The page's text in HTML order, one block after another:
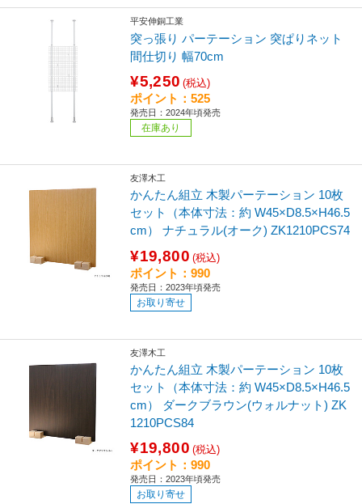
平安伸銅工業
突っ張り パーテーション 突ぱりネット
間仕切り 幅70cm
¥5,250 (税込)
ポイント：525
発売日：2024年頃発売
在庫あり
友澤木工
かんたん組立 木製パーテーション 10枚
セット（本体寸法：約 W45×D8.5×H46.5
cm） ナチュラル(オーク) ZK1210PCS74
¥19,800 (税込)
ポイント：990
発売日：2023年頃発売
お取り寄せ
友澤木工
かんたん組立 木製パーテーション 10枚
セット（本体寸法：約 W45×D8.5×H46.5
cm） ダークブラウン(ウォルナット) ZK
1210PCS84
¥19,800 (税込)
ポイント：990
発売日：2023年頃発売
お取り寄せ